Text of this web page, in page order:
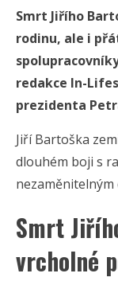
Smrt Jiřího
rodinu, ale i
redakce In-
prezidenta
Jiří Bartoška
dlouhém boji s
Smrt
vrcholné